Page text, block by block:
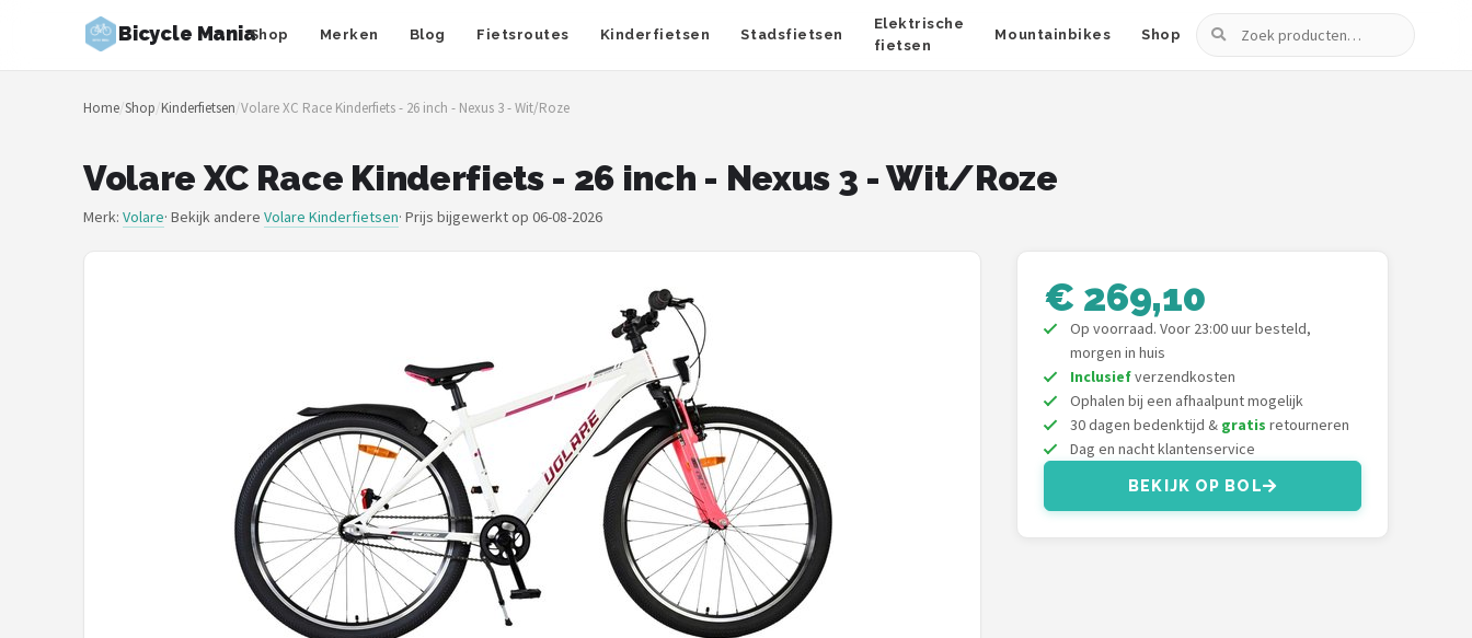
Bicycle ManiaShop Merken Blog Fietsroutes Kinderfietsen Stadsfietsen
Elektrische
fietsen
Mountainbikes Shop
Zoeken
Zoeken
NAVIGATIE
Merken
Home/Shop/Kinderfietsen/Volare XC Race Kinderfiets - 26 inch - Nexus 3 - Wit/Roze
Volare XC Race Kinderfiets - 26 inch - Nexus 3 - Wit/Roze
Merk: Volare· Bekijk andere Volare Kinderfietsen· Prijs bijgewerkt op 06-08-2026
€ 269,10
Op voorraad. Voor 23:00 uur besteld,
morgen in huis
Inclusiefverzendkosten
Ophalen bij een afhaalpunt mogelijk
30 dagen bedenktijd & gratis retourneren
Dag en nacht klantenservice
BEKIJK OP BOL